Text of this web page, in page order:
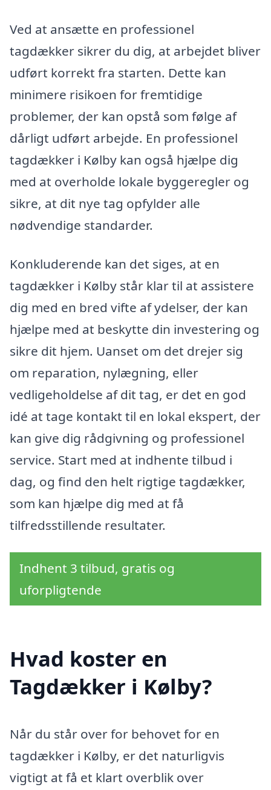
Ved at ansætte en professionel
tagdækker sikrer du dig, at arbejdet bliver
udført korrekt fra starten. Dette kan
minimere risikoen for fremtidige
problemer, der kan opstå som følge af
dårligt udført arbejde. En professionel
tagdækker i Kølby kan også hjælpe dig
med at overholde lokale byggeregler og
sikre, at dit nye tag opfylder alle
nødvendige standarder.
Konkluderende kan det siges, at en
tagdækker i Kølby står klar til at assistere
dig med en bred vifte af ydelser, der kan
hjælpe med at beskytte din investering og
sikre dit hjem. Uanset om det drejer sig
om reparation, nylægning, eller
vedligeholdelse af dit tag, er det en god
idé at tage kontakt til en lokal ekspert, der
kan give dig rådgivning og professionel
service. Start med at indhente tilbud i
dag, og find den helt rigtige tagdækker,
som kan hjælpe dig med at få
tilfredsstillende resultater.
Indhent 3 tilbud, gratis og
uforpligtende
Hvad koster en
Tagdækker i Kølby?
Når du står over for behovet for en
tagdækker i Kølby, er det naturligvis
vigtigt at få et klart overblik over